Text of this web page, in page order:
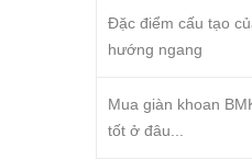
Đặc điểm cấu tạo
hướng ngang
Mua giàn khoan
tốt ở đâu...